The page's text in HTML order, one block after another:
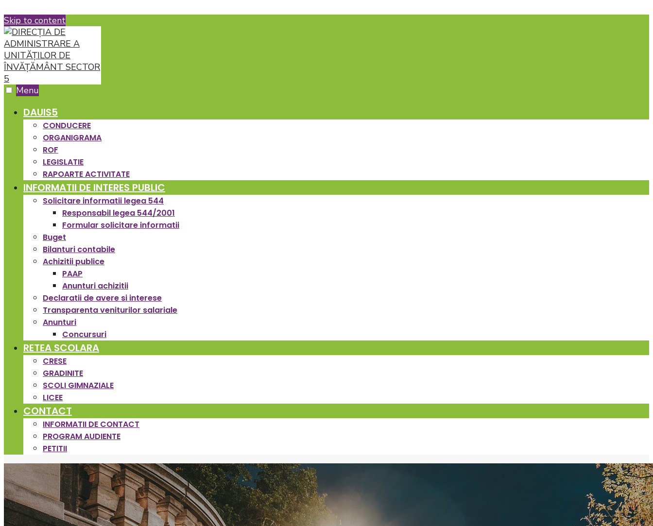
Skip to content
Menu
DAUIS5
CONDUCERE
ORGANIGRAMA
ROF
LEGISLATIE
RAPOARTE ACTIVITATE
INFORMATII DE INTERES PUBLIC
Solicitare informatii legea 544
Responsabil legea 544/2001
Formular solicitare informatii
Buget
Bilanturi contabile
Achizitii publice
PAAP
Anunturi achizitii
Declaratii de avere si interese
Transparenta veniturilor salariale
Anunturi
Concursuri
RETEA SCOLARA
CRESE
GRADINITE
SCOLI GIMNAZIALE
LICEE
CONTACT
INFORMATII DE CONTACT
PROGRAM AUDIENTE
PETITII